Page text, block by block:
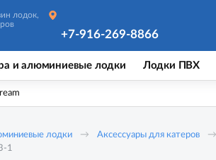
лодок,
+7-916-269-8866
и алюминиевые лодки Лодки ПВХ
лодки Аксессуары для катеров
1